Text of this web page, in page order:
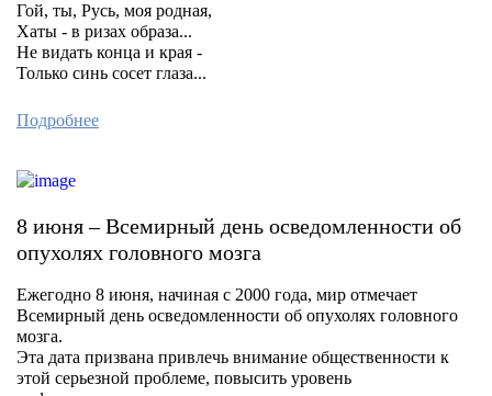
Гой, ты, Русь, моя родная,
Хаты - в ризах образа...
Не видать конца и края -
Только синь сосет глаза...
Подробнее
8 июня – Всемирный день осведомленности об
опухолях головного мозга
Ежегодно 8 июня, начиная с 2000 года, мир отмечает
Всемирный день осведомленности об опухолях головного
мозга.
Эта дата призвана привлечь внимание общественности к
этой серьезной проблеме, повысить уровень